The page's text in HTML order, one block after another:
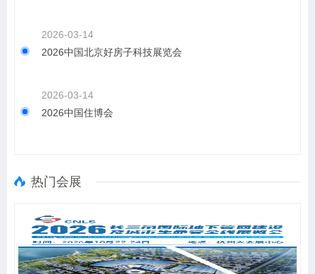
2026-03-14
2026中国北京好房子科技展览会
2026-03-14
2026中国住博会
热门会展